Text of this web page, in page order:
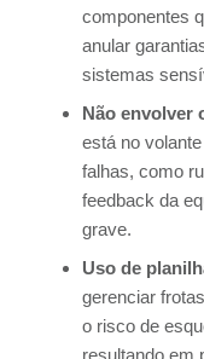
componentes
anular
sistemas
Não envolver
está no
falhas, como
feedback da
grave.
Uso de
gerenciar
o risco de
resultando em